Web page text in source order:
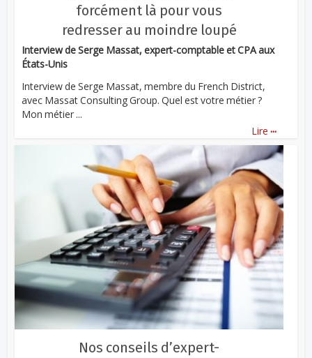
forcément là pour vous
redresser au moindre loupé
Interview de Serge Massat, expert-comptable et CPA aux
États-Unis
Interview de Serge Massat, membre du French District,
avec Massat Consulting Group. Quel est votre métier ?
Mon métier ...
Lire ...
Nos conseils d’expert-